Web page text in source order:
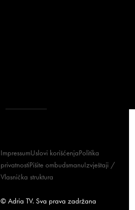
ImpressumUslovi korišćenjaPolitika
privatnostiPišite ombudsmanuIzvještaji /
Vlasnička struktura
© Adria TV. Sva prava zadržana